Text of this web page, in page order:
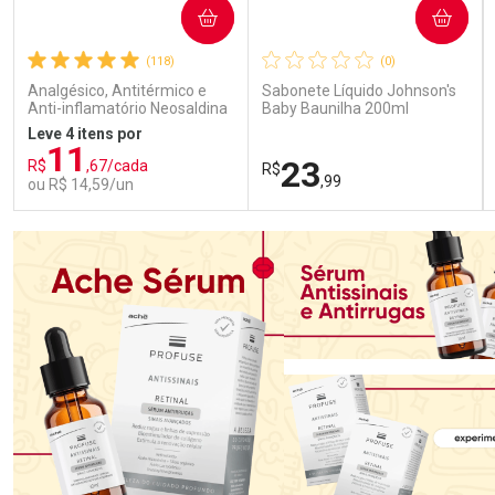
(118)
Analgésico, Antitérmico e
Anti-inflamatório Neosaldina
30mg + 300mg + 30mg 10
Drágeas
Leve 4 itens por
R$11 ,67/cada
ou R$ 14,59/un
COMPRAR
Laboratório
Ativar Desconto
Por Menos
(0)
Sabonete Líquido Johnson's
Baby Baunilha 200ml
R$23,99
COMPRAR
Laboratório
Ativar Desconto
Por Menos